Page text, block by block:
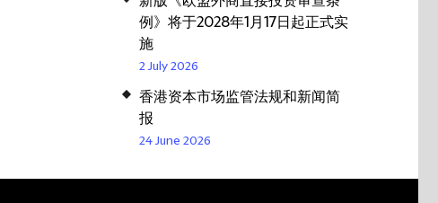
例》将于2028年1月17日起正式实
施
2 July 2026
香港资本市场监管法规和新闻简
报
24 June 2026